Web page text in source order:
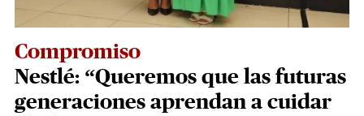
Compromiso
Nestlé: “Queremos que las futuras
generaciones aprendan a cuidar